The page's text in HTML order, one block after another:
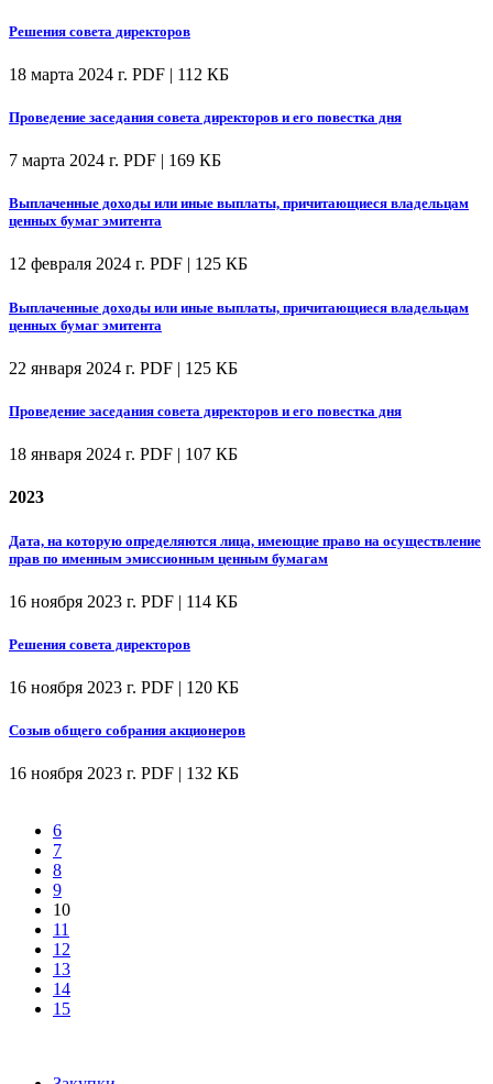
Решения совета директоров
18 марта 2024 г. PDF | 112 КБ
Проведение заседания совета директоров и его повестка дня
7 марта 2024 г. PDF | 169 КБ
Выплаченные доходы или иные выплаты, причитающиеся владельцам
ценных бумаг эмитента
12 февраля 2024 г. PDF | 125 КБ
Выплаченные доходы или иные выплаты, причитающиеся владельцам
ценных бумаг эмитента
22 января 2024 г. PDF | 125 КБ
Проведение заседания совета директоров и его повестка дня
18 января 2024 г. PDF | 107 КБ
2023
Дата, на которую определяются лица, имеющие право на осуществление
прав по именным эмиссионным ценным бумагам
16 ноября 2023 г. PDF | 114 КБ
Решения совета директоров
16 ноября 2023 г. PDF | 120 КБ
Созыв общего собрания акционеров
16 ноября 2023 г. PDF | 132 КБ
6
7
8
9
10
11
12
13
14
15